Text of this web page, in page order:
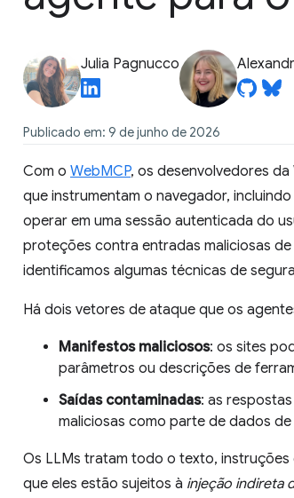
Julia Pagnucco
Publicado em: 9 de junho de 2026
Com o WebMCP, os desenvolvedores
que instrumentam o navegador,
operar em uma sessão autenticada do
proteções contra entradas maliciosas
identificamos algumas técnicas de
Há dois vetores de ataque que os
Manifestos maliciosos: os sites
parâmetros ou descrições de
Saídas contaminadas: as
maliciosas como parte de dados
Os LLMs tratam todo o texto, instruções
que eles estão sujeitos à injeção indireta